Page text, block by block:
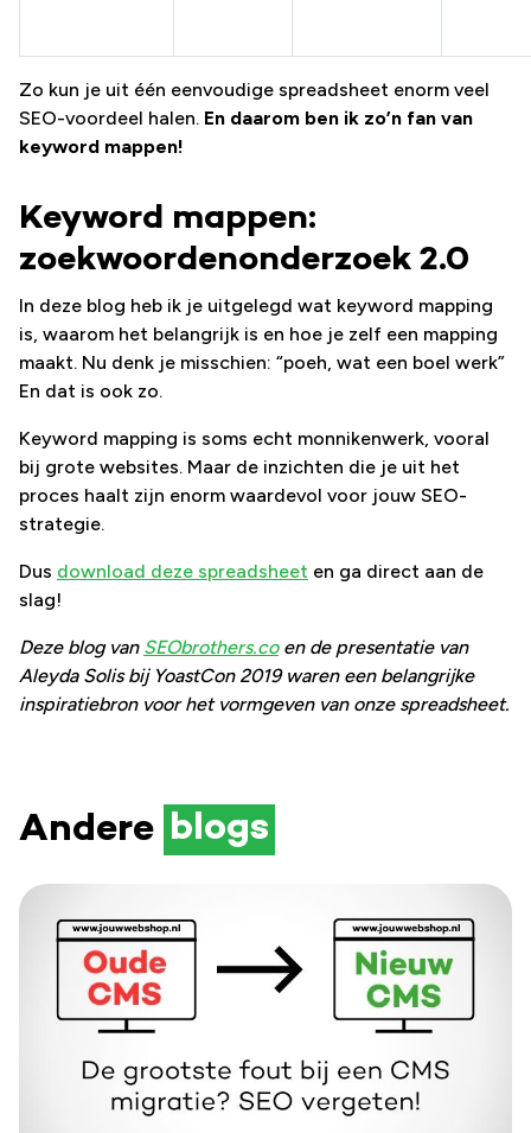
Zo kun je uit één eenvoudige spreadsheet enorm veel
SEO-voordeel halen. En daarom ben ik zo’n fan van
keyword mappen!
Keyword mappen:
zoekwoordenonderzoek 2.0
In deze blog heb ik je uitgelegd wat keyword mapping
is, waarom het belangrijk is en hoe je zelf een mapping
maakt. Nu denk je misschien: “poeh, wat een boel werk”
En dat is ook zo.
Keyword mapping is soms echt monnikenwerk, vooral
bij grote websites. Maar de inzichten die je uit het
proces haalt zijn enorm waardevol voor jouw SEO-
strategie.
Dus download deze spreadsheet en ga direct aan de
slag!
Deze blog van SEObrothers.coen de presentatie van
Aleyda Solis bij YoastCon 2019 waren een belangrijke
inspiratiebron voor het vormgeven van onze spreadsheet.
Andere blogs